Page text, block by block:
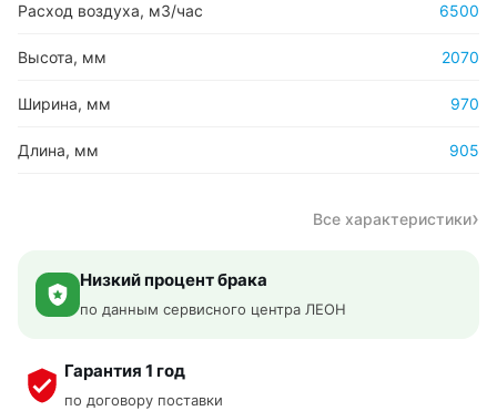
Расход воздуха, м3/час 6500
Высота, мм 2070
Ширина, мм 970
Длина, мм 905
Все характеристики
Низкий процент брака
по данным сервисного центра ЛЕОН
Гарантия 1 год
по договору поставки